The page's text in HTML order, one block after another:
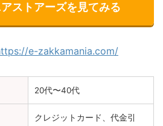
ストアーズを見てみる
e-zakkamania.com/
20代〜40代
クレジットカード、代金引